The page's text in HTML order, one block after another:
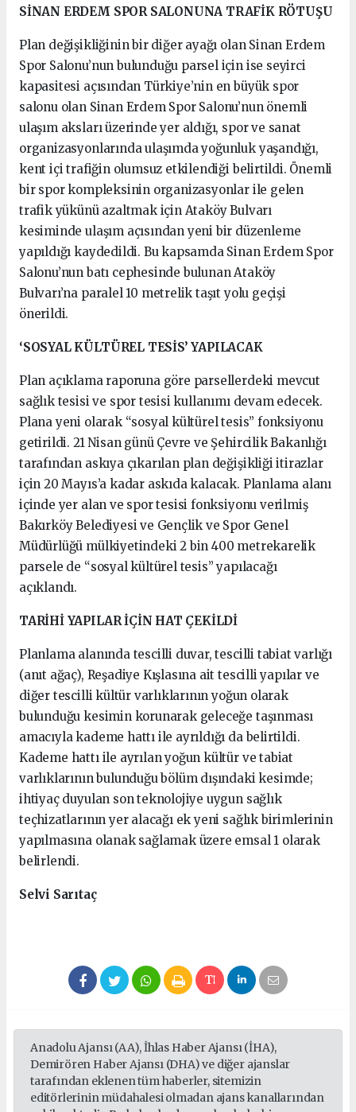
SİNAN ERDEM SPOR SALONUNA TRAFİK RÖTUŞU
Plan değişikliğinin bir diğer ayağı olan Sinan Erdem
Spor Salonu’nun bulunduğu parsel için ise seyirci
kapasitesi açısından Türkiye’nin en büyük spor
salonu olan Sinan Erdem Spor Salonu’nun önemli
ulaşım aksları üzerinde yer aldığı, spor ve sanat
organizasyonlarında ulaşımda yoğunluk yaşandığı,
kent içi trafiğin olumsuz etkilendiği belirtildi. Önemli
bir spor kompleksinin organizasyonlar ile gelen
trafik yükünü azaltmak için Ataköy Bulvarı
kesiminde ulaşım açısından yeni bir düzenleme
yapıldığı kaydedildi. Bu kapsamda Sinan Erdem Spor
Salonu’nun batı cephesinde bulunan Ataköy
Bulvarı’na paralel 10 metrelik taşıt yolu geçişi
önerildi.
‘SOSYAL KÜLTÜREL TESİS’ YAPILACAK
Plan açıklama raporuna göre parsellerdeki mevcut
sağlık tesisi ve spor tesisi kullanımı devam edecek.
Plana yeni olarak “sosyal kültürel tesis” fonksiyonu
getirildi. 21 Nisan günü Çevre ve Şehircilik Bakanlığı
tarafından askıya çıkarılan plan değişikliği itirazlar
için 20 Mayıs’a kadar askıda kalacak. Planlama alanı
içinde yer alan ve spor tesisi fonksiyonu verilmiş
Bakırköy Belediyesi ve Gençlik ve Spor Genel
Müdürlüğü mülkiyetindeki 2 bin 400 metrekarelik
parsele de “sosyal kültürel tesis” yapılacağı
açıklandı.
TARİHİ YAPILAR İÇİN HAT ÇEKİLDİ
Planlama alanında tescilli duvar, tescilli tabiat varlığı
(anıt ağaç), Reşadiye Kışlasına ait tescilli yapılar ve
diğer tescilli kültür varlıklarının yoğun olarak
bulunduğu kesimin korunarak geleceğe taşınması
amacıyla kademe hattı ile ayrıldığı da belirtildi.
Kademe hattı ile ayrılan yoğun kültür ve tabiat
varlıklarının bulunduğu bölüm dışındaki kesimde;
ihtiyaç duyulan son teknolojiye uygun sağlık
teçhizatlarının yer alacağı ek yeni sağlık birimlerinin
yapılmasına olanak sağlamak üzere emsal 1 olarak
belirlendi.
Selvi Sarıtaç
Anadolu Ajansı (AA), İhlas Haber Ajansı (İHA),
Demirören Haber Ajansı (DHA) ve diğer ajanslar
tarafından eklenen tüm haberler, sitemizin
editörlerinin müdahalesi olmadan ajans kanallarından